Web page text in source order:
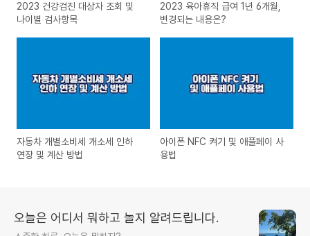
2023 건강검진 대상자 조회 및
나이별 검사항목
2023 육아휴직 급여 1년 6개월,
변경되는 내용은?
자동차 개별소비세 개소세 인하
연장 및 계산 방법
아이폰 NFC 켜기 및 애플페이 사
용법
오늘은 어디서 뭐하고 놀지 알려드립니다.